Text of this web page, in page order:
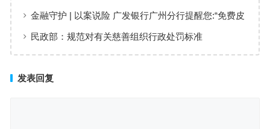
金融守护 | 以案说险 广发银行广州分行提醒您:“免费皮
肤”陷阱,这些套路要小心
民政部：规范对有关慈善组织行政处罚标准
发表回复